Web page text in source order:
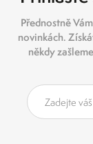
Přednostně
novinkách.
někdy